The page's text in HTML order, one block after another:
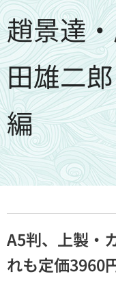
趙景達
田雄二
編
A5判、上製・
れも定価3960